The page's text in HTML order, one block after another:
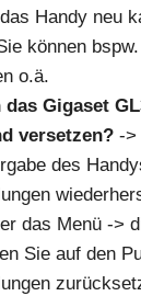
Handy neu
können
o.ä.
Gigaset
versetzen? ->
des
das Menü ->
Sie auf den